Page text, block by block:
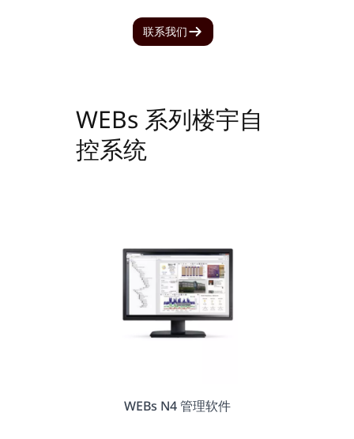
联系我们
WEBs 系列楼宇自
控系统
WEBs N4 管理软件